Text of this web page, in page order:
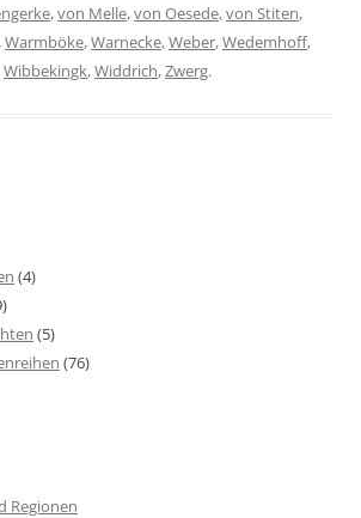
,von Melle,von Oesede,von Stiten,
,Warmböke,Warnecke,Weber,Wedemhoff,
Wibbekingk,Widdrich,Zwerg.
(4)
(5)
(76)
Regionen